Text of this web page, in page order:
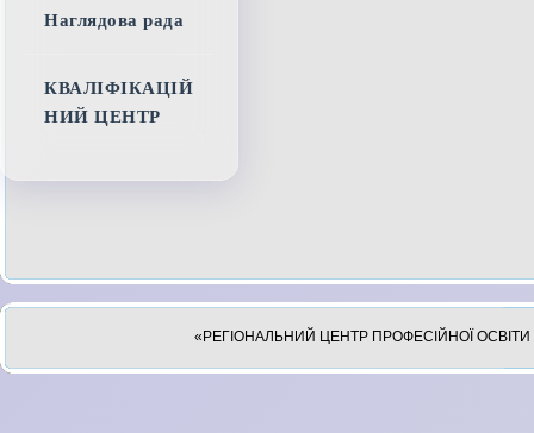
Наглядова рада
КВАЛІФІКАЦІЙ
НИЙ ЦЕНТР
«РЕГІОНАЛЬНИЙ ЦЕНТР ПРОФЕСІЙНОЇ